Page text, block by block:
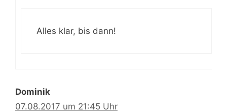
Alles klar, bis dann!
Dominik
07.08.2017 um 21:45 Uhr